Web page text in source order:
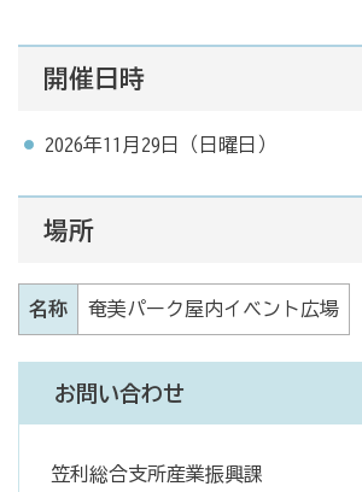
開催日時
2026年11月29日（日曜日）
場所
名称 奄美パーク屋内イベント広場
お問い合わせ
笠利総合支所産業振興課